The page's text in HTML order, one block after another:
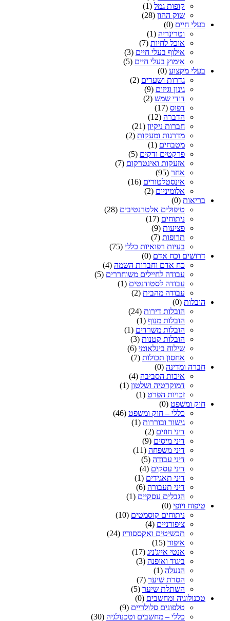
קופות גמל (1)
שוק ההון (28)
בעלי חיים (0)
וטרינריה (1)
אוכל לחיות (7)
אילוף בעלי חיים (3)
אימוץ בעלי חיים (5)
בעלי מקצוע (0)
גדרות ושערים (2)
גינון וגיזום (9)
דודי שמש (2)
דפוס (17)
הדברה (12)
חברות ניקיון (21)
מדרגות ומעקות (2)
מטבחים (1)
פרקטים ודקים (5)
אזעקות ואינטרקום (7)
אחר (95)
אינסטלטורים (16)
אלומיניום (2)
בריאות (0)
טיפולים אלטרנטיבים (28)
ניתוחים (17)
פציעות (9)
תרופות (7)
בעיות רפואיות כללי (75)
דרושים וכח אדם (0)
כח אדם וחברות השמה (4)
עבודה לחיילים משוחררים (5)
עבודה לסטודנטים (1)
עבודה מהבית (2)
הובלות (0)
הובלות דירות (24)
הובלות מנוף (1)
הובלות משרדים (1)
הובלות קטנות (3)
שילוח בינלאומי (6)
אחסון תכולות (7)
חברה ומדינה (0)
איכות הסביבה (4)
דמוקרטיה ושלטון (1)
זכויות הפרט (1)
חוק ומשפט (0)
כללי – חוק ומשפט (46)
גישור ובוררות (1)
דיני חוזים (2)
דיני מיסים (9)
דיני משפחה (11)
דיני עבודה (5)
דיני עסקים (4)
דיני תאגידים (1)
דיני תעבורה (6)
הגבלים עסקיים (1)
טיפוח ויופי (0)
ניתוחים קוסמטים (10)
ציפורניים (4)
תכשיטים ואקססוריז (24)
איפור (15)
אנטי אייג'ניג (17)
ביגוד ואופנה (3)
הנעלה (1)
הסרת שיער (7)
השתלת שיער (5)
טכנולוגיה ומחשבים (0)
טלפונים סלולריים (9)
כללי – מחשבים וטכנולגיה (30)